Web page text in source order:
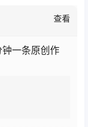
查看
一条原创作